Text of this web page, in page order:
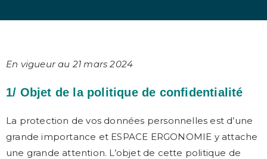
En vigueur au 21 mars 2024
1/ Objet de la politique de confidentialité
La protection de vos données personnelles est d’une
grande importance et ESPACE ERGONOMIE y attache
une grande attention. L’objet de cette politique de